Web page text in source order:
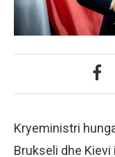
Kryeministri
Brukseli dhe Kievi